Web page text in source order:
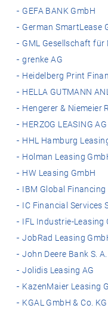
GEFA BANK GmbH
German SmartLease
GML Gesellschaft
grenke AG
Heidelberg Print
HELLA GUTMANN
Hengerer & Niemeier
HERZOG LEASING AG
HHL Hamburg
Holman Leasing
HW Leasing GmbH
IBM Global
IC Financial Services
IFL Industrie-Leasing
JobRad Leasing
John Deere Bank S. A.
Jolidis Leasing AG
KazenMaier Leasing
KGAL GmbH & Co. KG